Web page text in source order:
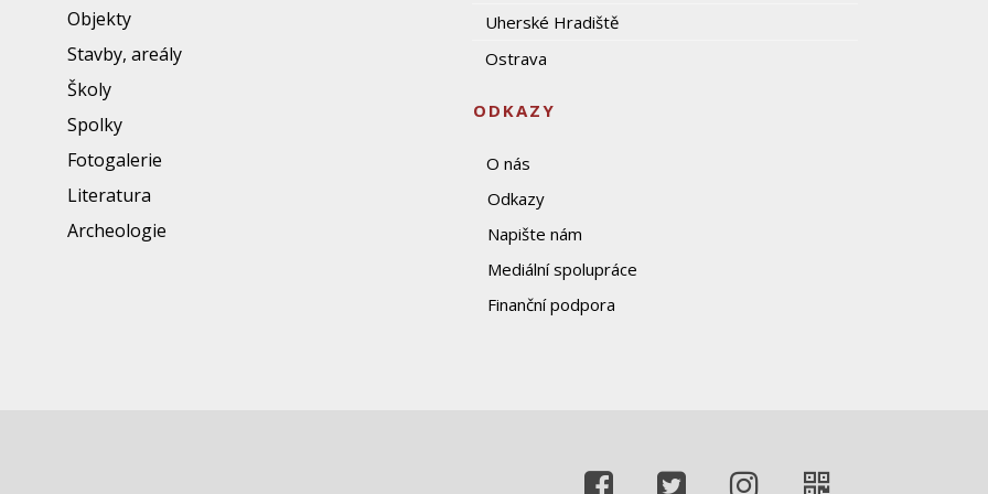
Objekty
Stavby, areály
Školy
Spolky
Fotogalerie
Literatura
Archeologie
Uherské Hradiště
Ostrava
ODKAZY
O nás
Odkazy
Napište nám
Mediální spolupráce
Finanční podpora